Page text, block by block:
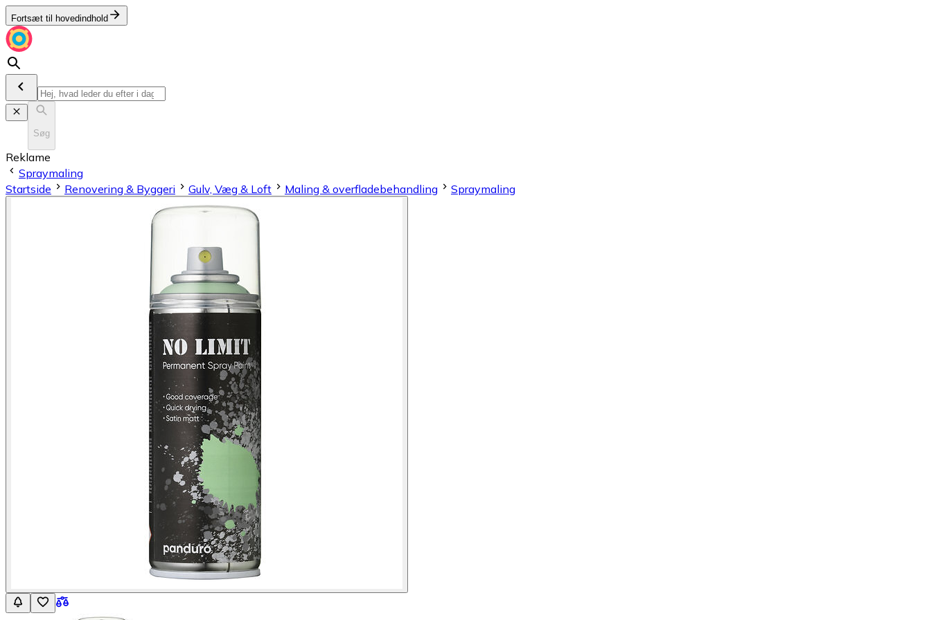
Fortsæt til hovedindhold
Søg
Reklame
Spraymaling
Startside
Renovering & Byggeri Gulv, Væg & Loft Maling & overfladebehandling Spraymaling